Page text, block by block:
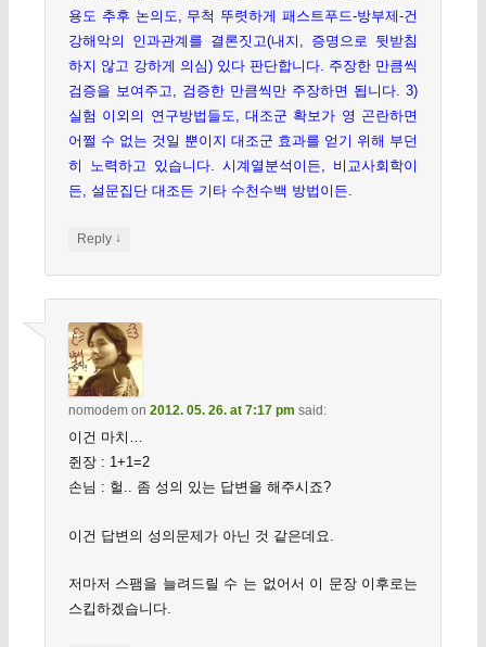
용도 추후 논의도, 무척 뚜렷하게 패스트푸드-방부제-건
강해악의 인과관계를 결론짓고(내지, 증명으로 뒷받침
하지 않고 강하게 의심) 있다 판단합니다. 주장한 만큼씩
검증을 보여주고, 검증한 만큼씩만 주장하면 됩니다. 3)
실험 이외의 연구방법들도, 대조군 확보가 영 곤란하면
어쩔 수 없는 것일 뿐이지 대조군 효과를 얻기 위해 부던
히 노력하고 있습니다. 시계열분석이든, 비교사회학이
든, 설문집단 대조든 기타 수천수백 방법이든.
Reply ↓
nomodemon 2012. 05. 26. at 7:17 pm said:
이건 마치…
쥔장 : 1+1=2
손님 : 헐.. 좀 성의 있는 답변을 해주시죠?
이건 답변의 성의문제가 아닌 것 같은데요.
저마저 스팸을 늘려드릴 수 는 없어서 이 문장 이후로는
스킵하겠습니다.